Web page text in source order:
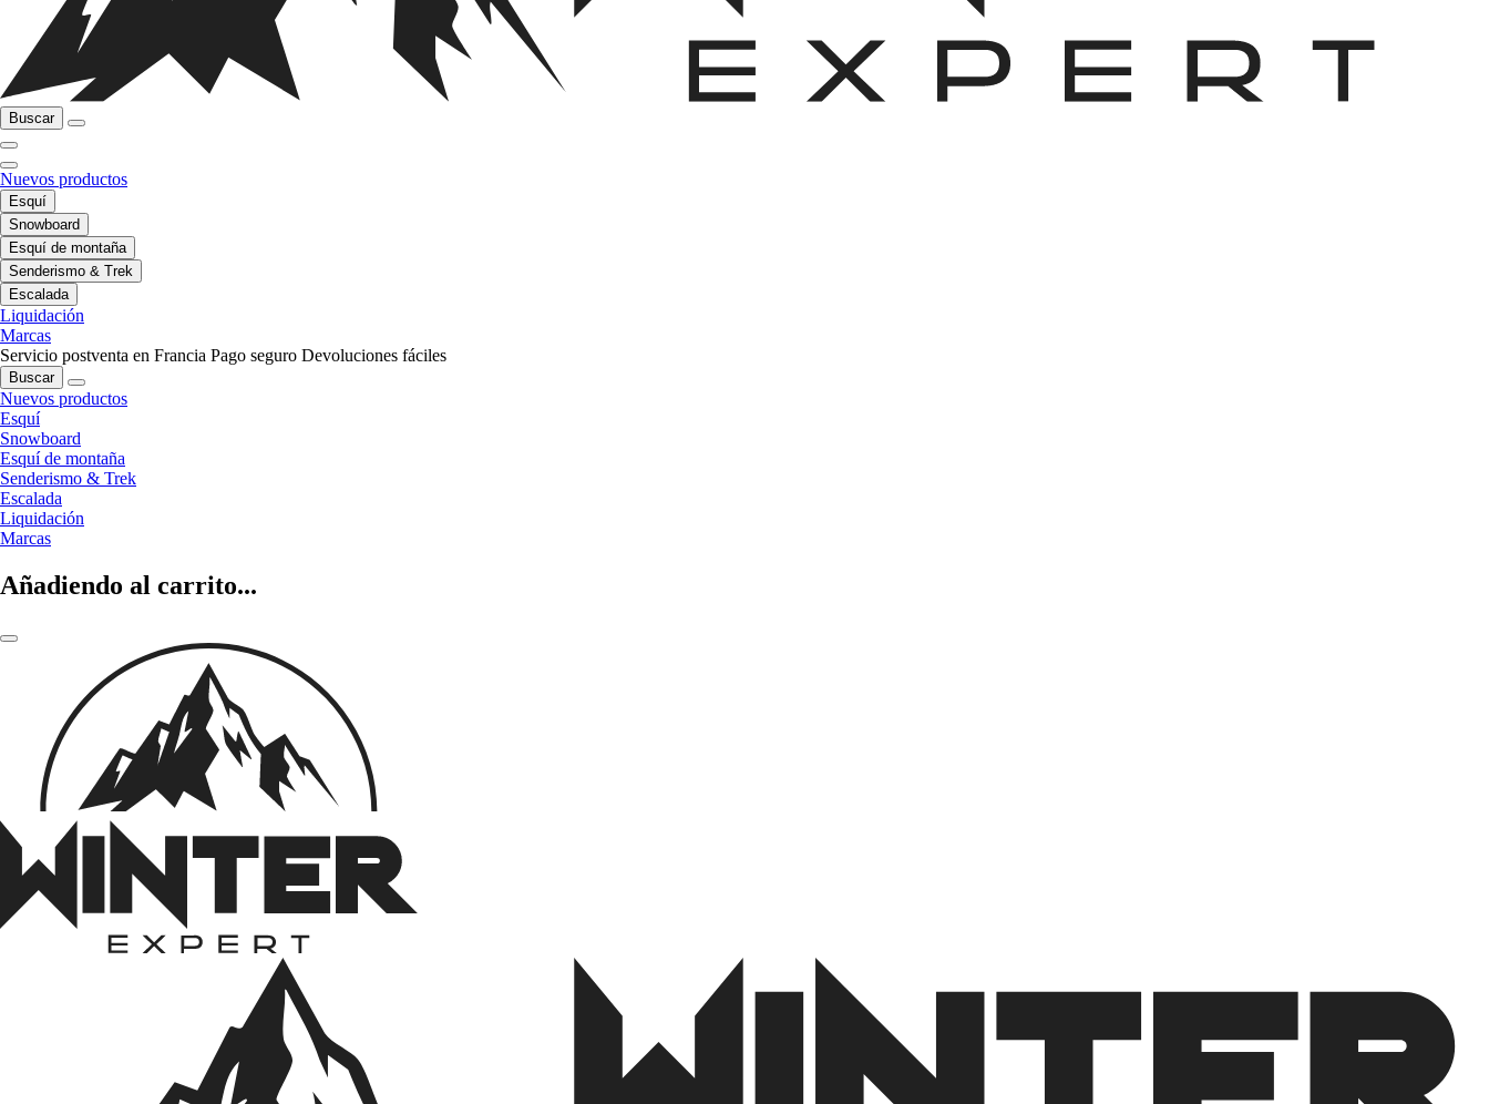
Buscar
Nuevos productos
Esquí
Snowboard
Esquí de montaña
Senderismo & Trek
Escalada
Liquidación
Marcas
Servicio postventa en Francia Pago seguro Devoluciones fáciles
Buscar
Nuevos productos
Esquí
Snowboard
Esquí de montaña
Senderismo & Trek
Escalada
Liquidación
Marcas
Añadiendo al carrito...